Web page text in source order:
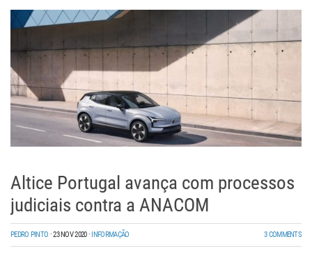
Altice Portugal avança com processos
judiciais contra a ANACOM
PEDRO PINTO ·23 NOV 2020· INFORMAÇÃO 3 COMMENTS